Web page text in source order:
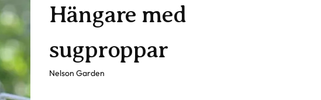
Hängare med
sugproppar
Nelson Garden